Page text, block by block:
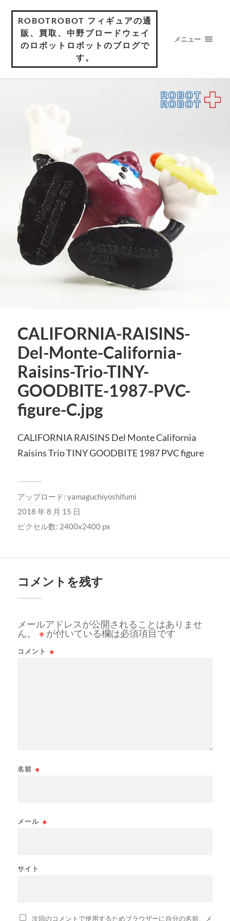
ROBOTROBOT フィギュアの通
販、買取、中野ブロードウェイ
のロボットロボットのブログで
す。
メニュー
CALIFORNIA-RAISINS-
Del-Monte-California-
Raisins-Trio-TINY-
GOODBITE-1987-PVC-
figure-C.jpg
CALIFORNIA RAISINS Del Monte California
Raisins Trio TINY GOODBITE 1987 PVC figure
アップロード: yamaguchiyoshifumi
2018 年 8 月 15 日
ピクセル数: 2400x2400 px
コメントを残す
メールアドレスが公開されることはありませ
ん。
※ が付いている欄は必須項目です
コメント ※
名前 ※
メール ※
サイト
次回のコメントで使用するためブラウザーに自分の名前、メ